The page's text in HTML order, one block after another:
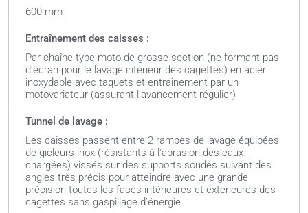
600 mm
Entraînement des caisses :
Par chaîne type moto de grosse section (ne formant pas
d’écran pour le lavage intérieur des cagettes) en acier
inoxydable avec taquets et entraînement par un
motovariateur (assurant l'avancement régulier)
Tunnel de lavage :
Les caisses passent entre 2 rampes de lavage équipées
de gicleurs inox (résistants à l'abrasion des eaux
chargées) vissés sur des supports soudés suivant des
angles très précis pour atteindre avec une grande
précision toutes les faces intérieures et extérieures des
cagettes sans gaspillage d’énergie